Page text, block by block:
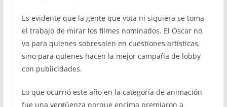
Es evidente que la gente que vota ni siquiera se toma
el trabajo de mirar los filmes nominados. El Oscar no
va para quienes sobresalen en cuestiones artísticas,
sino para quienes hacen la mejor campaña de lobby
con publicidades.
Lo que ocurrió este año en la categoría de animación
fue una vergüenza porque encima premiaron a